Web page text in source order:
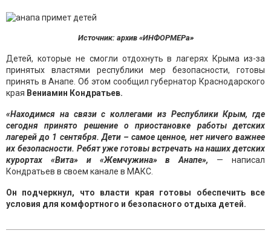
Источник: архив «ИНФОРМЕРа»
Детей, которые не смогли отдохнуть в лагерях Крыма из-за
принятых властями республики мер безопасности, готовы
принять в Анапе. Об этом сообщил губернатор Краснодарского
края Вениамин Кондратьев.
«Находимся на связи с коллегами из Республики Крым, где
сегодня принято решение о приостановке работы детских
лагерей до 1 сентября. Дети – самое ценное, нет ничего важнее
их безопасности. Ребят уже готовы встречать на наших детских
курортах «Вита» и «Жемчужина» в Анапе», — написал
Кондратьев в своем канале в МАКС.
Он подчеркнул, что власти края готовы обеспечить все
условия для комфортного и безопасного отдыха детей.